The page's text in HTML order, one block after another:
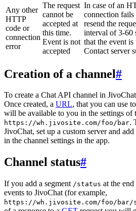
Any other
HTTP
code or
connection
error
The request
cannot be
accepted at
this time.
Event is not
accepted
In case of an
connection fails
resend the
interval of 3-60
that the event
Contact server
Creation of a channel#
To create a Chat API channel in
Once created, a URL, that you can use
will be available to you in the settings of
https://wh.jivosite.com/foo/bar.
JivoChat, set up a custom server and
in the channel settings in the app.
Channel status#
If you add a segment /status at the
events to JivoChat (for example,
https://wh.jivosite.com/foo/bar/